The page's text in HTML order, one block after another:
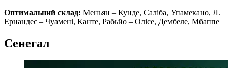
Оптимальний склад: Меньян – Кунде, Саліба, Упамекано, Л.
Ернандес – Чуамені, Канте, Рабьйо – Олісе, Дембеле, Мбаппе
Сенегал